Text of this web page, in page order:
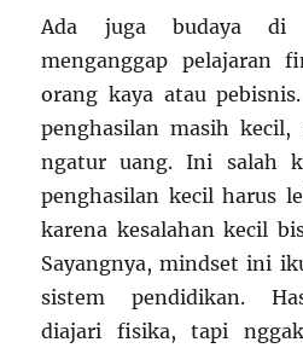
Ada juga budaya di
menganggap pelajaran
orang kaya atau
penghasilan masih
ngatur uang. Ini salah
penghasilan kecil harus
karena kesalahan kecil
Sayangnya, mindset ini
sistem pendidikan.
diajari fisika, tapi